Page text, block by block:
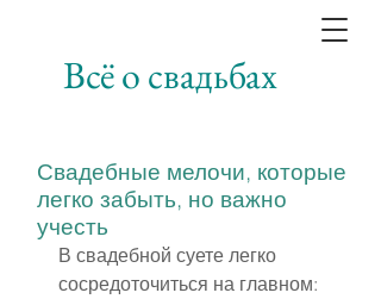
Всё о свадьбах
Свадебные мелочи, которые
легко забыть, но важно
учесть
В свадебной суете легко
сосредоточиться на главном: